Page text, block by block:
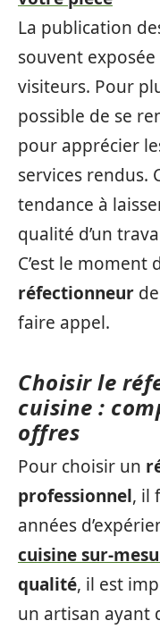
La publication
souvent
visiteurs. Pour
possible de se
pour apprécier
services rendus.
tendance à
qualité d’un
C’est le
réfectionneur de
faire appel.
Choisir le
cuisine :
offres
Pour choisir un
professionnel, il
années
cuisine sur-
qualité, il est
un artisan ayant